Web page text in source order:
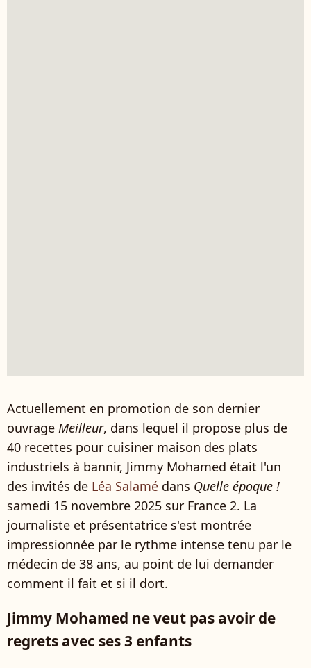
Actuellement en promotion de son dernier
ouvrage Meilleur, dans lequel il propose plus de
40 recettes pour cuisiner maison des plats
industriels à bannir, Jimmy Mohamed était l'un
des invités de Léa Salamé dans Quelle époque !
samedi 15 novembre 2025 sur France 2. La
journaliste et présentatrice s'est montrée
impressionnée par le rythme intense tenu par le
médecin de 38 ans, au point de lui demander
comment il fait et si il dort.
Jimmy Mohamed ne veut pas avoir de
regrets avec ses 3 enfants